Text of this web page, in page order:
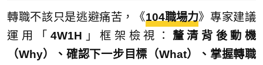
轉職不該只是逃避痛苦，《104職場力》專家建議
運用「 4W1H 」框架檢視： 釐清背後動機
（Why）、確認下一步目標（What）、掌握轉職